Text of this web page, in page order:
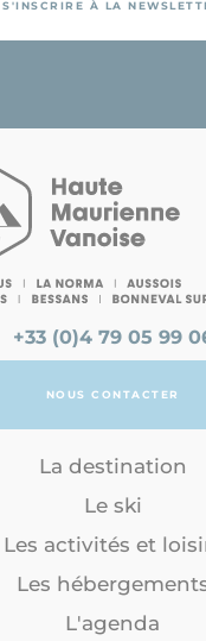
S'INSCRIRE À LA
+33 (0)4 79 05 99
NOUS CONTACTER
La destination
Le ski
Les activités et
Les
L'agenda